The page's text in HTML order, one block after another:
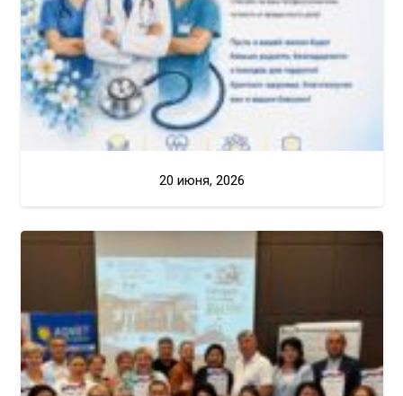
20 июня, 2026